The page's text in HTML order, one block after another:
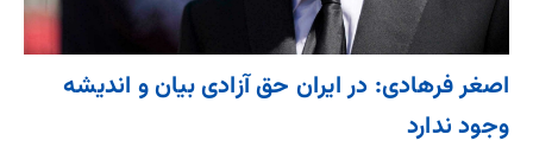
اصغر فرهادی: در ایران حق آزادی بیان و اندیشه
وجود ندارد